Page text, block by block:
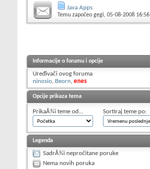
Java Apps
Temu započeo gegi, 05-08-2008 16:56
Informacije o forumu i opcije
Uređivači ovog foruma
ninosio, Beorn, enes
Opcije prikaza tema
PrikaÅ¾i teme od... Sortiraj teme po:
Legenda
SadrÅ¾i nepročitane poruke
Nema novih poruka